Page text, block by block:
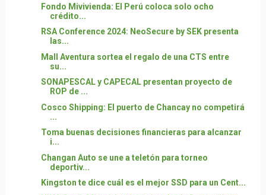
Fondo Mivivienda: El Perú coloca solo ocho
crédito...
RSA Conference 2024: NeoSecure by SEK presenta
las...
Mall Aventura sortea el regalo de una CTS entre
su...
SONAPESCAL y CAPECAL presentan proyecto de
ROP de ...
Cosco Shipping: El puerto de Chancay no competirá
...
Toma buenas decisiones financieras para alcanzar
i...
Changan Auto se une a teletón para torneo
deportiv...
Kingston te dice cuál es el mejor SSD para un Cent...